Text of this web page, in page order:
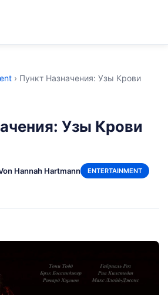
› Пункт Назначения: Узы Крови
Узы Крови
Hannah Hartmann ENTERTAINMENT